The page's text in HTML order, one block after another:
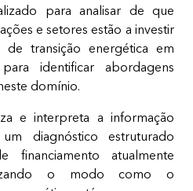
para analisar de que
e setores estão a investir
transição energética em
identificar abordagens
domínio.
e interpreta a informação
diagnóstico estruturado
atualmente
o modo como o